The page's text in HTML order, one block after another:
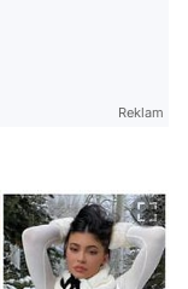
Reklam